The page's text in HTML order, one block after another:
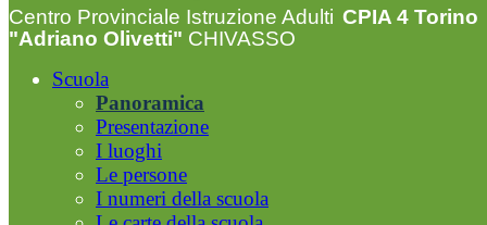
Centro Provinciale Istruzione Adulti CPIA 4 Torino
"Adriano Olivetti" CHIVASSO
Scuola
Panoramica
Presentazione
I luoghi
Le persone
I numeri della scuola